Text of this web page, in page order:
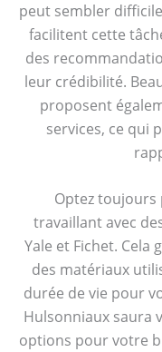
peut sembler
facilitent cette
des
leur crédibilité.
proposent
services, ce qui
Optez
travaillant avec
Yale et Fichet.
des matériaux
durée de vie pour
Hulsonniaux saura
options pour votre